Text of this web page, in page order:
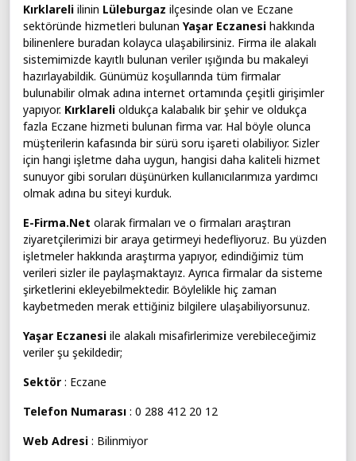
Kırklareli ilinin Lüleburgaz ilçesinde olan ve Eczane
sektöründe hizmetleri bulunan Yaşar Eczanesi hakkında
bilinenlere buradan kolayca ulaşabilirsiniz. Firma ile alakalı
sistemimizde kayıtlı bulunan veriler ışığında bu makaleyi
hazırlayabildik. Günümüz koşullarında tüm firmalar
bulunabilir olmak adına internet ortamında çeşitli girişimler
yapıyor. Kırklareli oldukça kalabalık bir şehir ve oldukça
fazla Eczane hizmeti bulunan firma var. Hal böyle olunca
müşterilerin kafasında bir sürü soru işareti olabiliyor. Sizler
için hangi işletme daha uygun, hangisi daha kaliteli hizmet
sunuyor gibi soruları düşünürken kullanıcılarımıza yardımcı
olmak adına bu siteyi kurduk.
E-Firma.Net olarak firmaları ve o firmaları araştıran
ziyaretçilerimizi bir araya getirmeyi hedefliyoruz. Bu yüzden
işletmeler hakkında araştırma yapıyor, edindiğimiz tüm
verileri sizler ile paylaşmaktayız. Ayrıca firmalar da sisteme
şirketlerini ekleyebilmektedir. Böylelikle hiç zaman
kaybetmeden merak ettiğiniz bilgilere ulaşabiliyorsunuz.
Yaşar Eczanesi ile alakalı misafirlerimize verebileceğimiz
veriler şu şekildedir;
Sektör : Eczane
Telefon Numarası : 0 288 412 20 12
Web Adresi : Bilinmiyor